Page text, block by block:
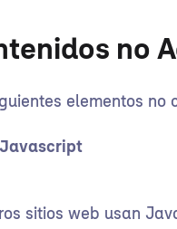
no
elementos no
Javascript
sitios web usan